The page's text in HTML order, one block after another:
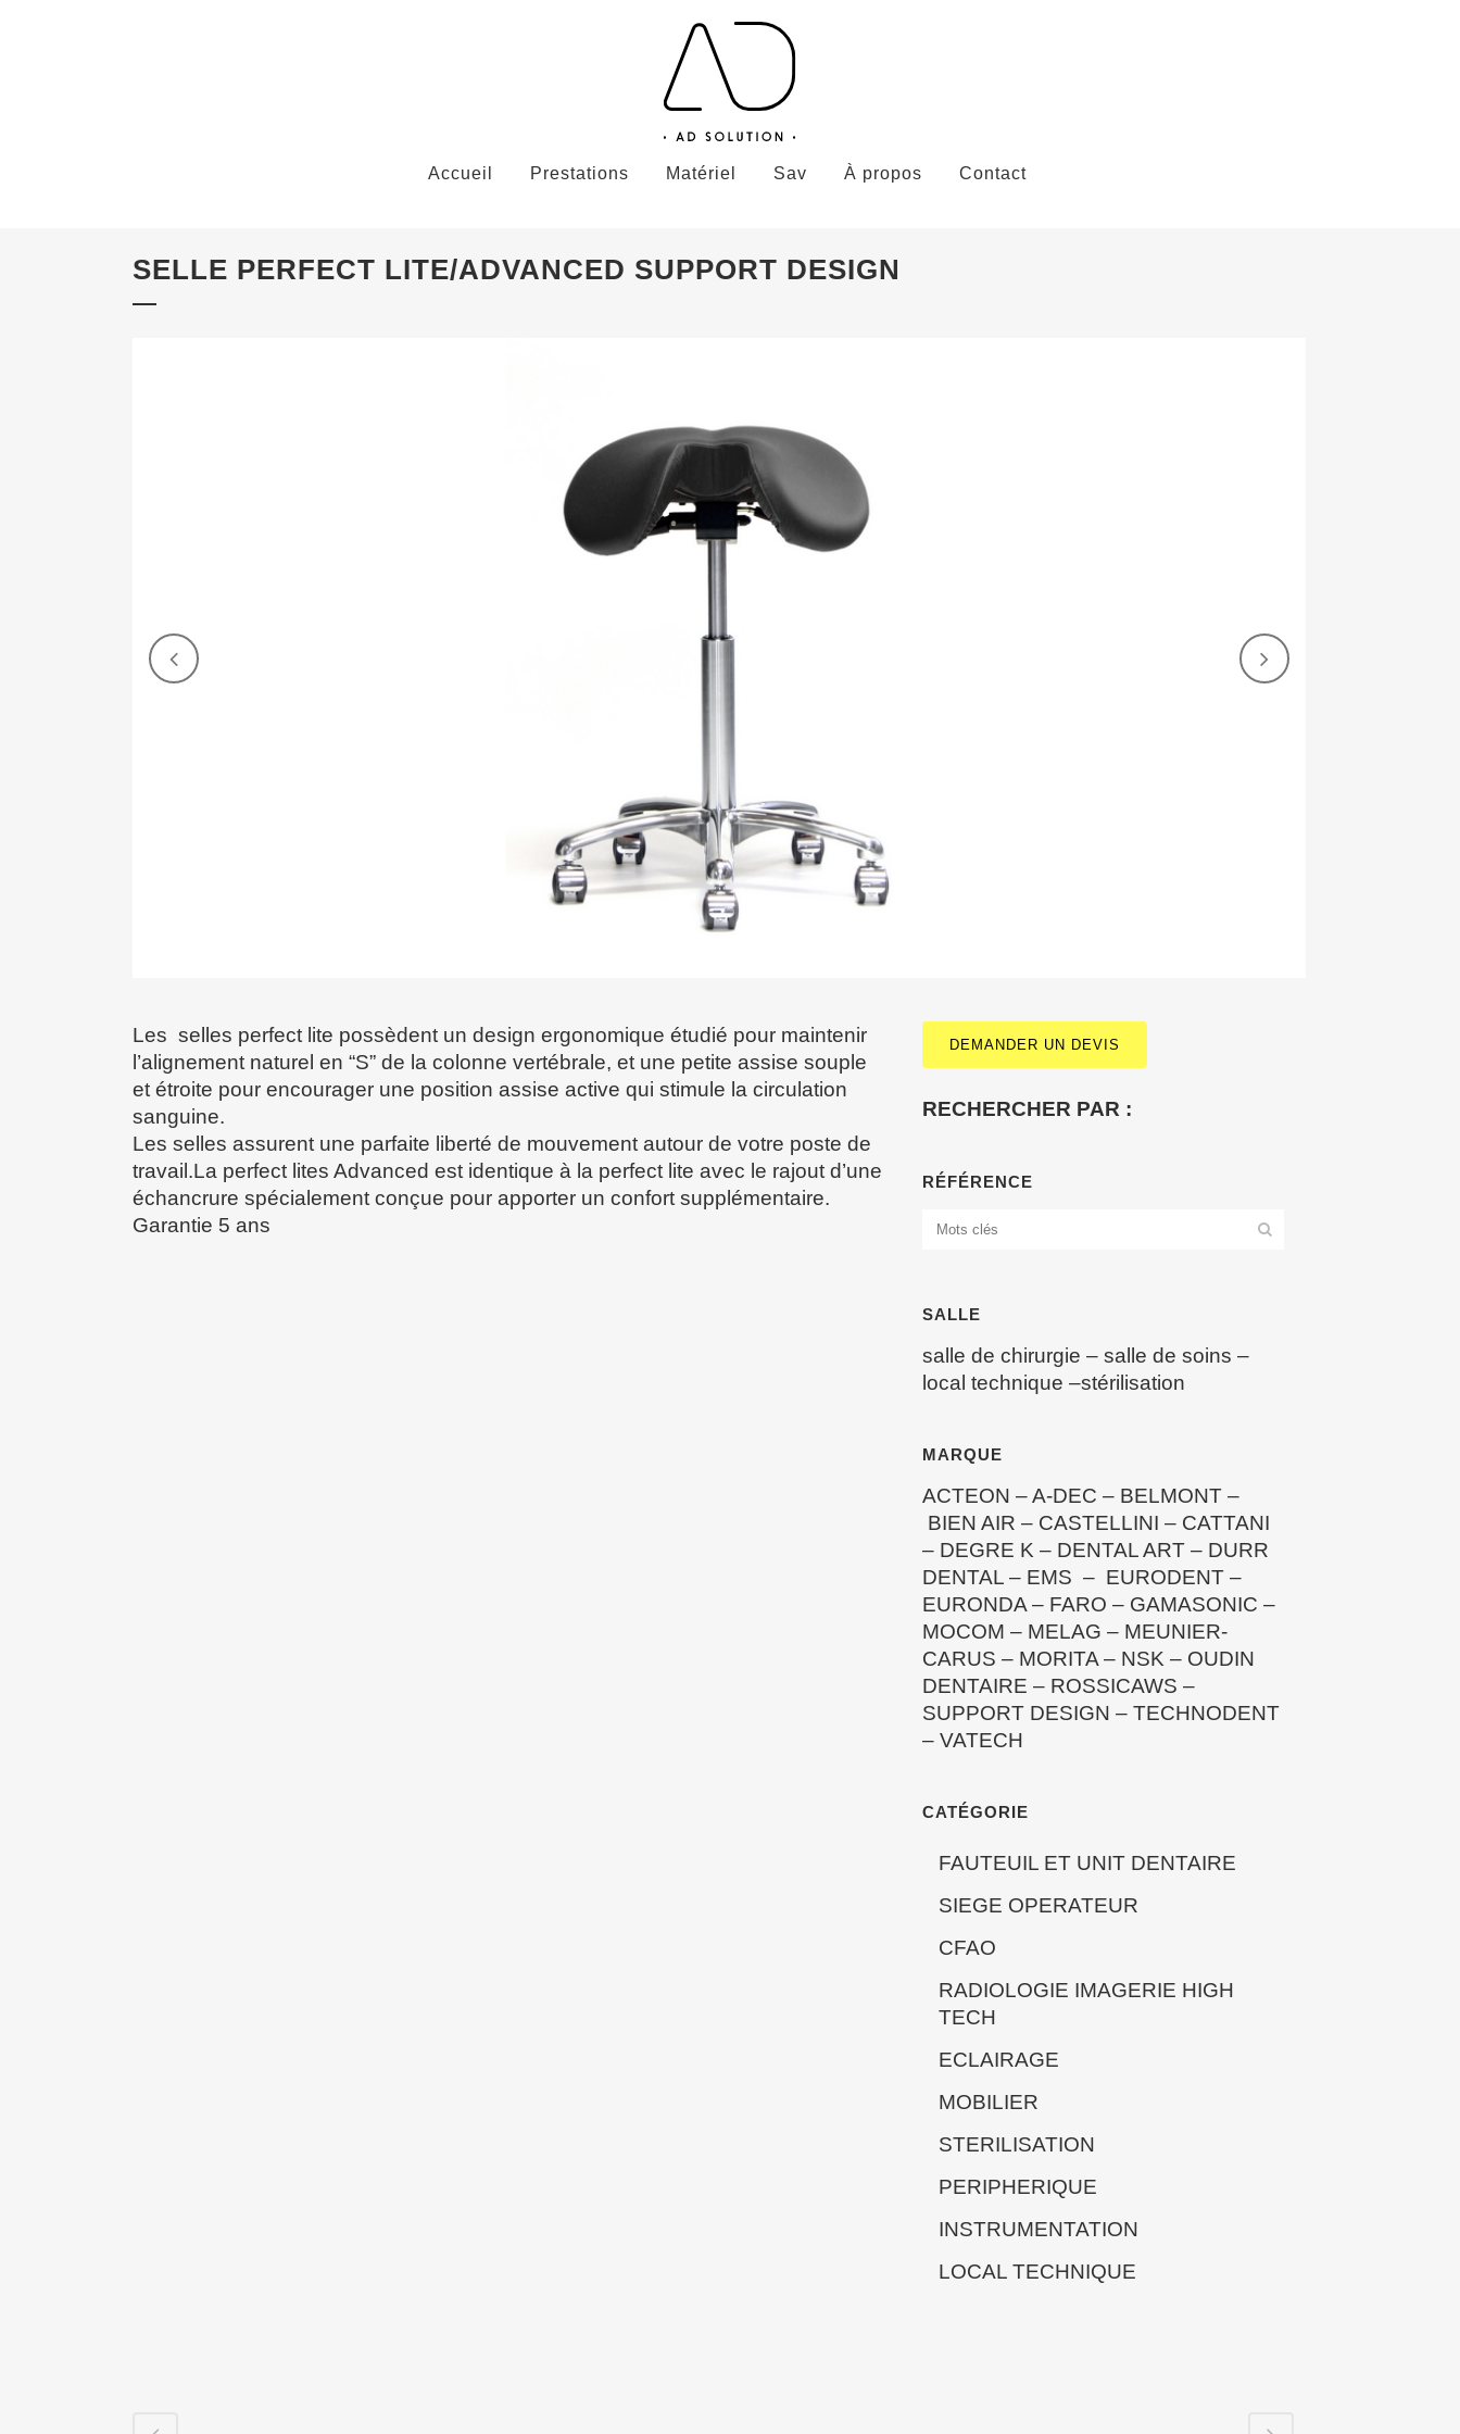
Accueil Prestations Matériel Sav À propos Contact
SELLE PERFECT LITE/ADVANCED SUPPORT DESIGN
Les selles perfect lite possèdent un design ergonomique étudié pour maintenir
l’alignement naturel en “S” de la colonne vertébrale, et une petite assise souple
et étroite pour encourager une position assise active qui stimule la circulation
sanguine.
Les selles assurent une parfaite liberté de mouvement autour de votre poste de
travail.La perfect lites Advanced est identique à la perfect lite avec le rajout d’une
échancrure spécialement conçue pour apporter un confort supplémentaire.
Garantie 5 ans
DEMANDER UN DEVIS
RECHERCHER PAR :
RÉFÉRENCE
SALLE
salle de chirurgie – salle de soins –
local technique –stérilisation
MARQUE
ACTEON –A-DEC – BELMONT–
BIEN AIR – CASTELLINI – CATTANI
– DEGRE K – DENTAL ART– DURR
DENTAL– EMS – EURODENT–
EURONDA– FARO – GAMASONIC –
MOCOM – MELAG – MEUNIER-
CARUS – MORITA– NSK – OUDIN
DENTAIRE – ROSSICAWS –
SUPPORT DESIGN – TECHNODENT
– VATECH
CATÉGORIE
FAUTEUIL ET UNIT DENTAIRE
SIEGE OPERATEUR
CFAO
RADIOLOGIE IMAGERIE HIGH
TECH
ECLAIRAGE
MOBILIER
STERILISATION
PERIPHERIQUE
INSTRUMENTATION
LOCAL TECHNIQUE